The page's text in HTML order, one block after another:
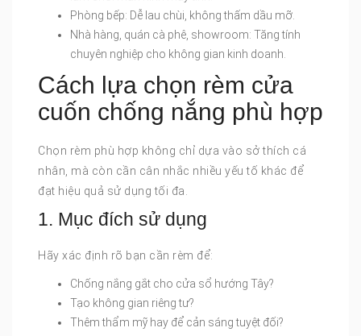
Phòng bếp: Dễ lau chùi, không thấm dầu mỡ.
Nhà hàng, quán cà phê, showroom: Tăng tính
chuyên nghiệp cho không gian kinh doanh.
Cách lựa chọn rèm cửa
cuốn chống nắng phù hợp
Chọn rèm phù hợp không chỉ dựa vào sở thích cá
nhân, mà còn cần cân nhắc nhiều yếu tố khác để
đạt hiệu quả sử dụng tối đa.
1. Mục đích sử dụng
Hãy xác định rõ bạn cần rèm để:
Chống nắng gắt cho cửa sổ hướng Tây?
Tạo không gian riêng tư?
Thêm thẩm mỹ hay để cản sáng tuyệt đối?